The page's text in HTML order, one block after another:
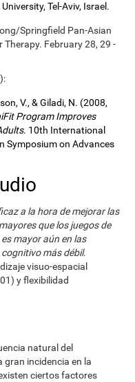
Tel-Aviv, Israel.
Springfield Pan-Asian
February 28, 29 -
V., & Giladi, N. (2008,
Program Improves
. 10th International
Symposium on Advances
a la hora de mejorar las
que los juegos de
mayor aún en las
más débil.
visuo-espacial
y flexibilidad
natural del
gran incidencia en la
ciertos factores